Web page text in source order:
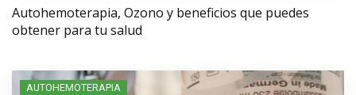
Autohemoterapia, Ozono y beneficios que puedes
obtener para tu salud
AUTOHEMOTERAPIA